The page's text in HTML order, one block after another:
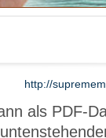
http://
als PDF-